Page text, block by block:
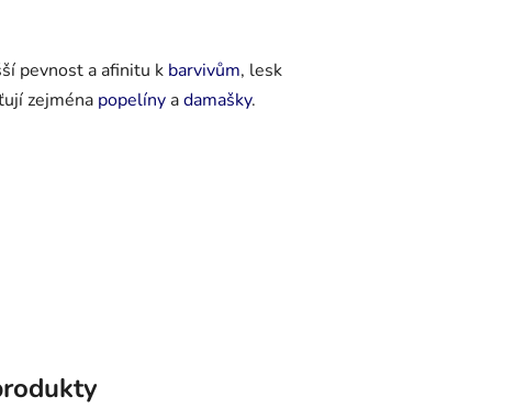
pevnost a afinitu k barvivům, lesk
zejména popelíny adamašky.